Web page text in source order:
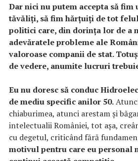
Dar nici nu putem accepta să
tăvăliți, să fim hărțuiți de tot
politici care, din dorința lor de a
adevăratele probleme ale
valoroase companii de stat.
de vedere, anumite lucruri
Eu nu doresc să conduc
de mediu specific anilor 50.
chiaburimea, atunci arestam și
intelectualii României, tot așa,
cu degetul, criticând fără
motivul pentru care eu personal